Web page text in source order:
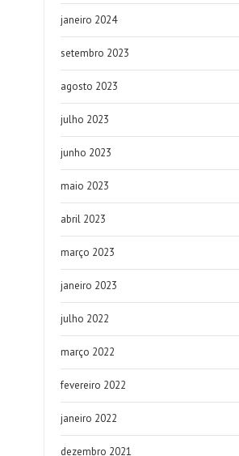
janeiro 2024
setembro 2023
agosto 2023
julho 2023
junho 2023
maio 2023
abril 2023
março 2023
janeiro 2023
julho 2022
março 2022
fevereiro 2022
janeiro 2022
dezembro 2021